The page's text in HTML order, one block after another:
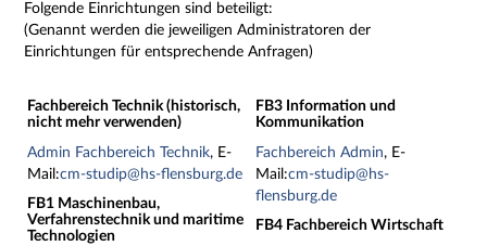
Folgende Einrichtungen sind beteiligt:
(Genannt werden die jeweiligen Administratoren der
Einrichtungen für entsprechende Anfragen)
Fachbereich Technik (historisch,
nicht mehr verwenden)
Admin Fachbereich Technik, E-
Mail:cm-studip@hs-flensburg.de
FB1 Maschinenbau,
Verfahrenstechnik und maritime
Technologien
FB3 Information und
Kommunikation
Fachbereich Admin, E-
Mail:cm-studip@hs-
flensburg.de
FB4 Fachbereich Wirtschaft